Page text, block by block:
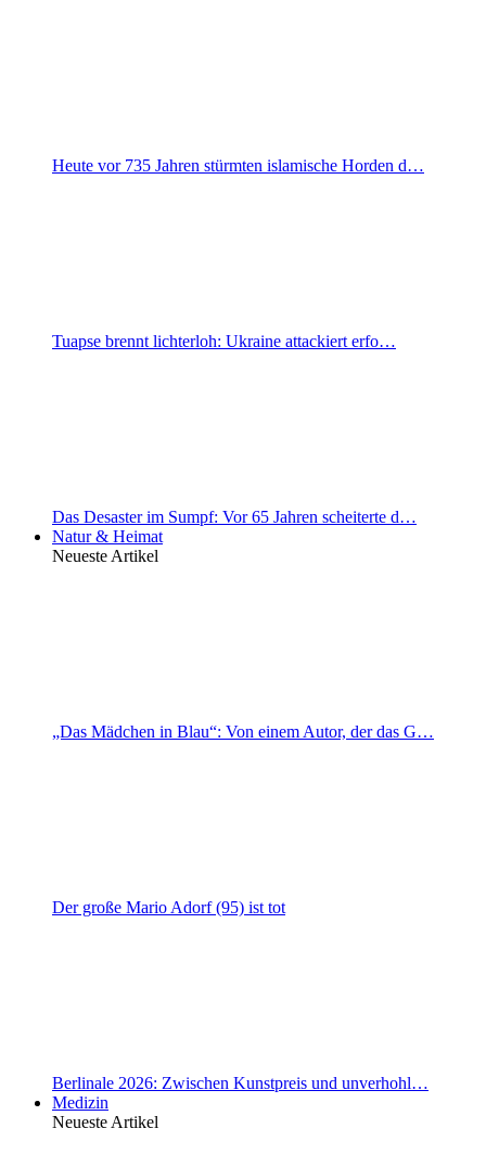
Heute vor 735 Jahren stürmten islamische Horden d…
Tuapse brennt lichterloh: Ukraine attackiert erfo…
Das Desaster im Sumpf: Vor 65 Jahren scheiterte d…
Natur & Heimat
Neueste Artikel
„Das Mädchen in Blau“: Von einem Autor, der das G…
Der große Mario Adorf (95) ist tot
Berlinale 2026: Zwischen Kunstpreis und unverhohl…
Medizin
Neueste Artikel